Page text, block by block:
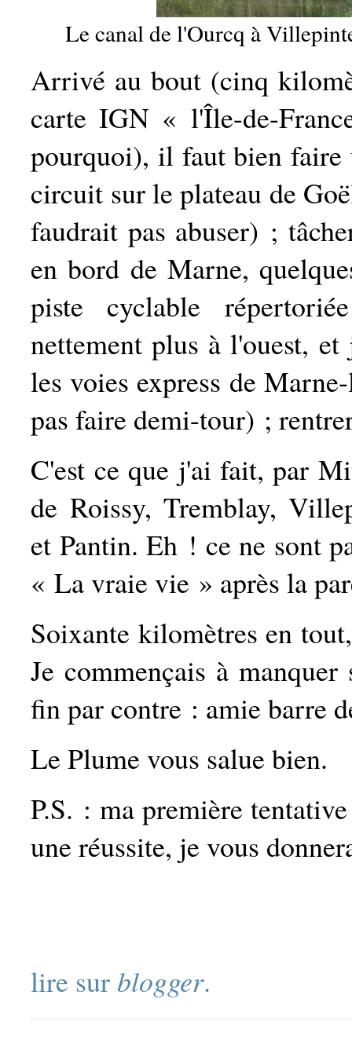
Le canal de l'Ourcq à
Arrivé au bout (cinq
carte IGN « l'Île-de-
pourquoi), il faut bien faire
circuit sur le plateau de
faudrait pas abuser) ;
en bord de Marne,
piste cyclable
nettement plus à l'ouest,
les voies express de
pas faire demi-tour) ;
C'est ce que j'ai fait, par
de Roissy, Tremblay,
et Pantin. Eh ! ce ne sont
« La vraie vie » après la
Soixante kilomètres en
Je commençais à
fin par contre : amie barre
Le Plume vous salue bien.
P.S. : ma première
une réussite, je vous
lire sur blogger.